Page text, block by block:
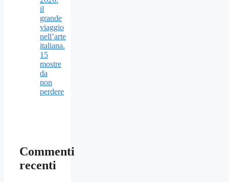
il
grande
viaggio
nell’arte
italiana.
15
mostre
da
non
perdere
Commenti
recenti